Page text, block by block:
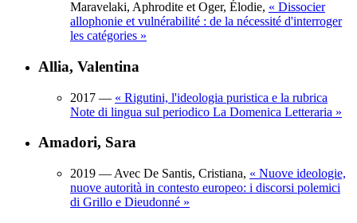
Maravelaki, Aphrodite et Oger, Élodie, « Dissocier
allophonie et vulnérabilité : de la nécessité d'interroger
les catégories »
Allia, Valentina
2017 — « Rigutini, l'ideologia puristica e la rubrica
Note di lingua sul periodico La Domenica Letteraria »
Amadori, Sara
2019 — Avec De Santis, Cristiana, « Nuove ideologie,
nuove autorità in contesto europeo: i discorsi polemici
di Grillo e Dieudonné »